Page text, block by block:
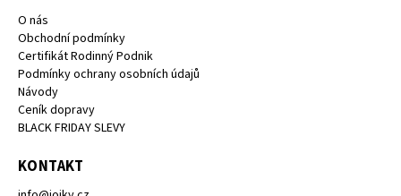
O nás
Obchodní podmínky
Certifikát Rodinný Podnik
Podmínky ochrany osobních údajů
Návody
Ceník dopravy
BLACK FRIDAY SLEVY
KONTAKT